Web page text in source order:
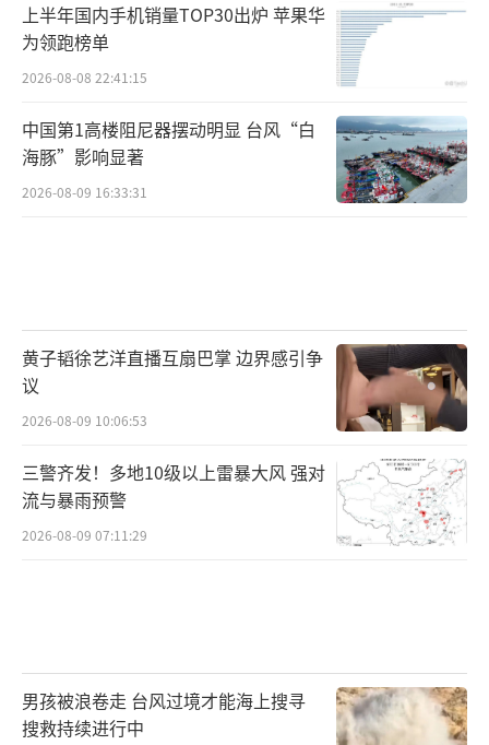
上半年国内手机销量TOP30出炉 苹果华
为领跑榜单
2026-08-08 22:41:15
中国第1高楼阻尼器摆动明显 台风“白
海豚”影响显著
2026-08-09 16:33:31
黄子韬徐艺洋直播互扇巴掌 边界感引争
议
2026-08-09 10:06:53
三警齐发！多地10级以上雷暴大风 强对
流与暴雨预警
2026-08-09 07:11:29
男孩被浪卷走 台风过境才能海上搜寻
搜救持续进行中